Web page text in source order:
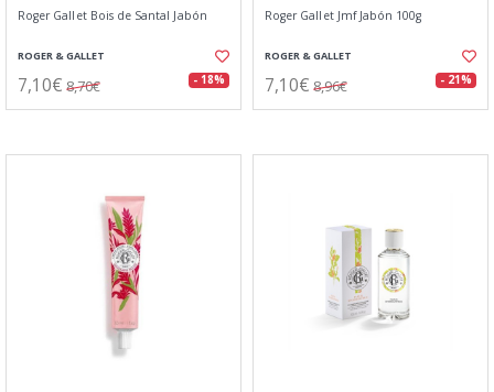
Roger Gallet Bois de Santal Jabón
ROGER & GALLET
7,10€ 8,70€ - 18%
Roger Gallet Jmf Jabón 100g
ROGER & GALLET
7,10€ 8,96€ - 21%